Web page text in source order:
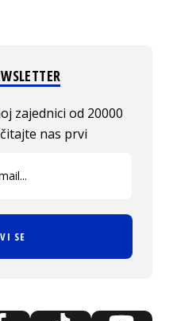
zajednici od 20000
nas prvi
SE